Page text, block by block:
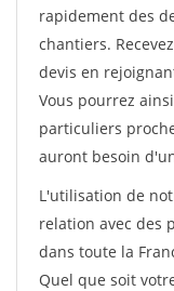
rapidement des
chantiers.
devis en
Vous pourrez
particuliers
auront besoin
L'utilisation de
relation avec des
dans toute la
Quel que soit